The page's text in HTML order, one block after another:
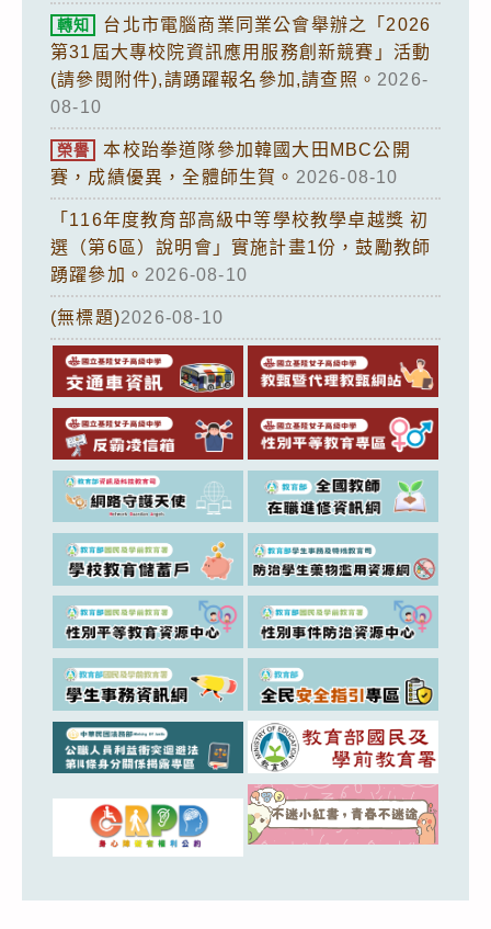
轉知
台北市電腦商業同業公會舉辦之「2026
第31屆大專校院資訊應用服務創新競賽」活動
(請參閱附件),請踴躍報名參加,請查照。 2026-
08-10
榮譽
本校跆拳道隊參加韓國大田MBC公開
賽，成績優異，全體師生賀。 2026-08-10
「116年度教育部高級中等學校教學卓越獎 初
選（第6區）說明會」實施計畫1份，鼓勵教師
踴躍參加。 2026-08-10
(無標題)2026-08-10